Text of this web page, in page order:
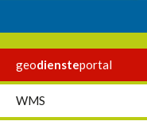
geodiensteportal
WMS